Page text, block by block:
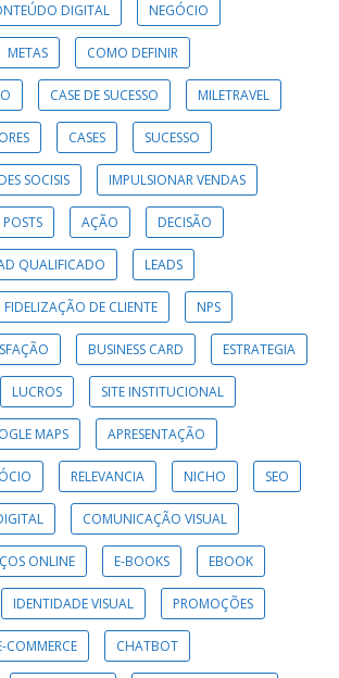
DIGITAL NEGÓCIO
METAS COMO DEFINIR
CASE DE SUCESSO MILETRAVEL
CASES SUCESSO
SOCISIS IMPULSIONAR VENDAS
POSTS AÇÃO DECISÃO
QUALIFICADO LEADS
FIDELIZAÇÃO DE CLIENTE NPS
BUSINESS CARD ESTRATEGIA
LUCROS SITE INSTITUCIONAL
MAPS APRESENTAÇÃO
RELEVANCIA NICHO SEO
COMUNICAÇÃO VISUAL
ONLINE E-BOOKS EBOOK
IDENTIDADE VISUAL PROMOÇÕES
COMMERCE CHATBOT